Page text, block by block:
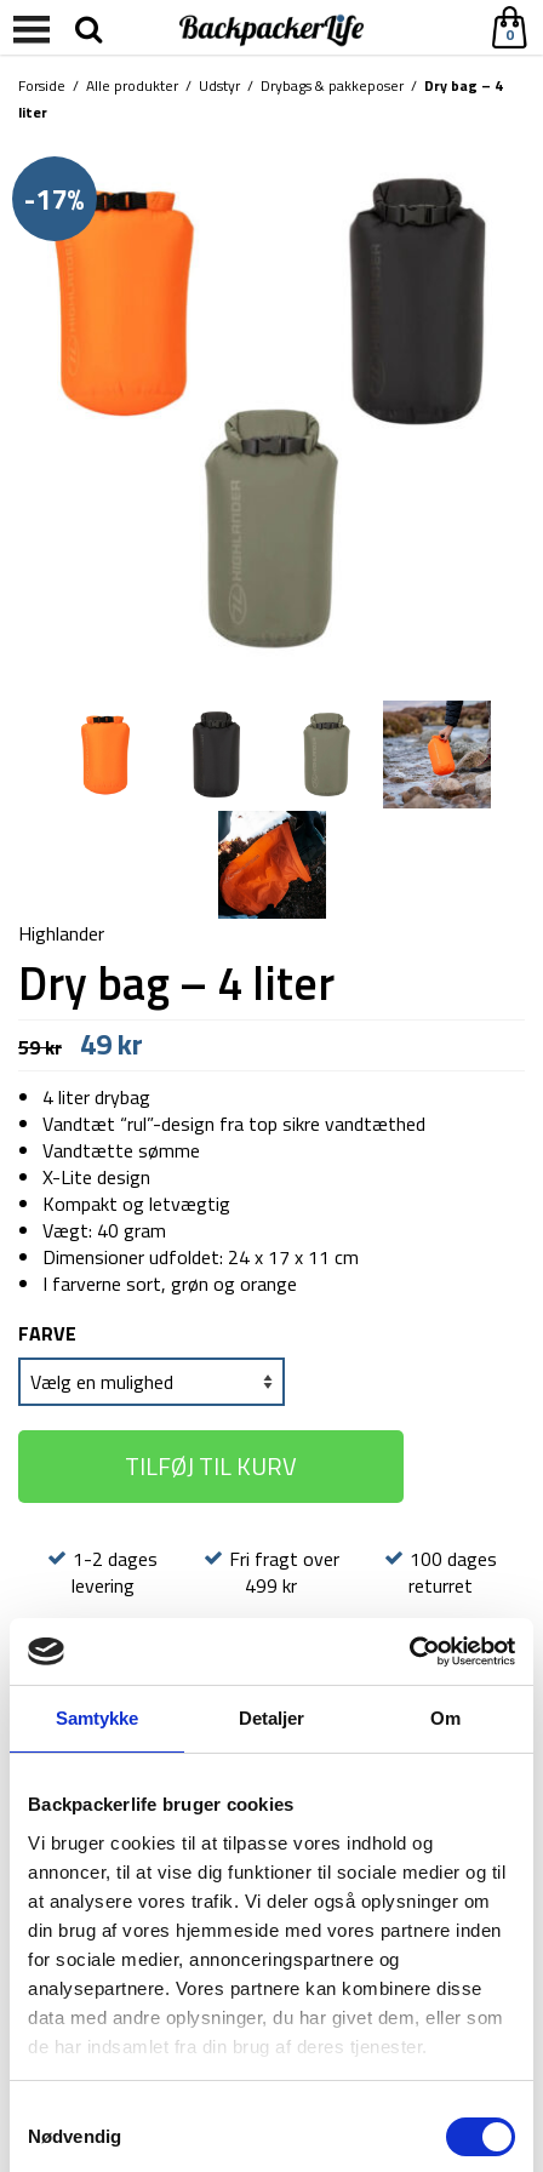
Samtykke Detaljer Om
Backpackerlife bruger cookies
Vi bruger cookies til at tilpasse vores indhold og
annoncer, til at vise dig funktioner til sociale medier og til
at analysere vores trafik. Vi deler også oplysninger om
din brug af vores hjemmeside med vores partnere inden
for sociale medier, annonceringspartnere og
analysepartnere. Vores partnere kan kombinere disse
data med andre oplysninger, du har givet dem, eller som
de har indsamlet fra din brug af deres tjenester.
Nødvendig
0
Forside / Alle produkter/ Udstyr/ Drybags & pakkeposer/ Dry bag – 4
liter
-17%
Highlander
Dry bag – 4 liter
59kr Den
oprindelige
pris
var:
59 kr.
49kr
pris
er:
49 kr.
4 liter drybag
Vandtæt “rul”-design fra top sikre vandtæthed
Vandtætte sømme
X-Lite design
Kompakt og letvægtig
Vægt: 40 gram
Dimensioner udfoldet: 24 x 17 x 11 cm
I farverne sort, grøn og orange
FARVE
TILFØJ TIL KURV
1-2 dages
levering
Fri fragt over
499 kr
100 dages
returret
BRAND
Denne drybag fra skotske Highlander er en såkaldt X-lite dry